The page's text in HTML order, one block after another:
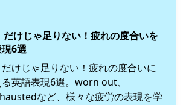
だけじゃ足りない！疲れの度合いを
6選
けじゃ足りない！疲れの度合いに
英語表現6選。worn out、
など、様々な疲労の表現を学